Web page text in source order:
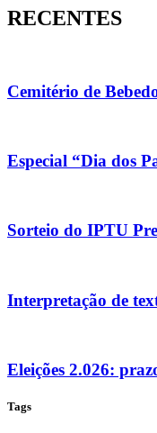
RECENTES
Cemitério de
Especial “Dia dos
Sorteio do IPTU
Interpretação de
Eleições 2.026:
Tags